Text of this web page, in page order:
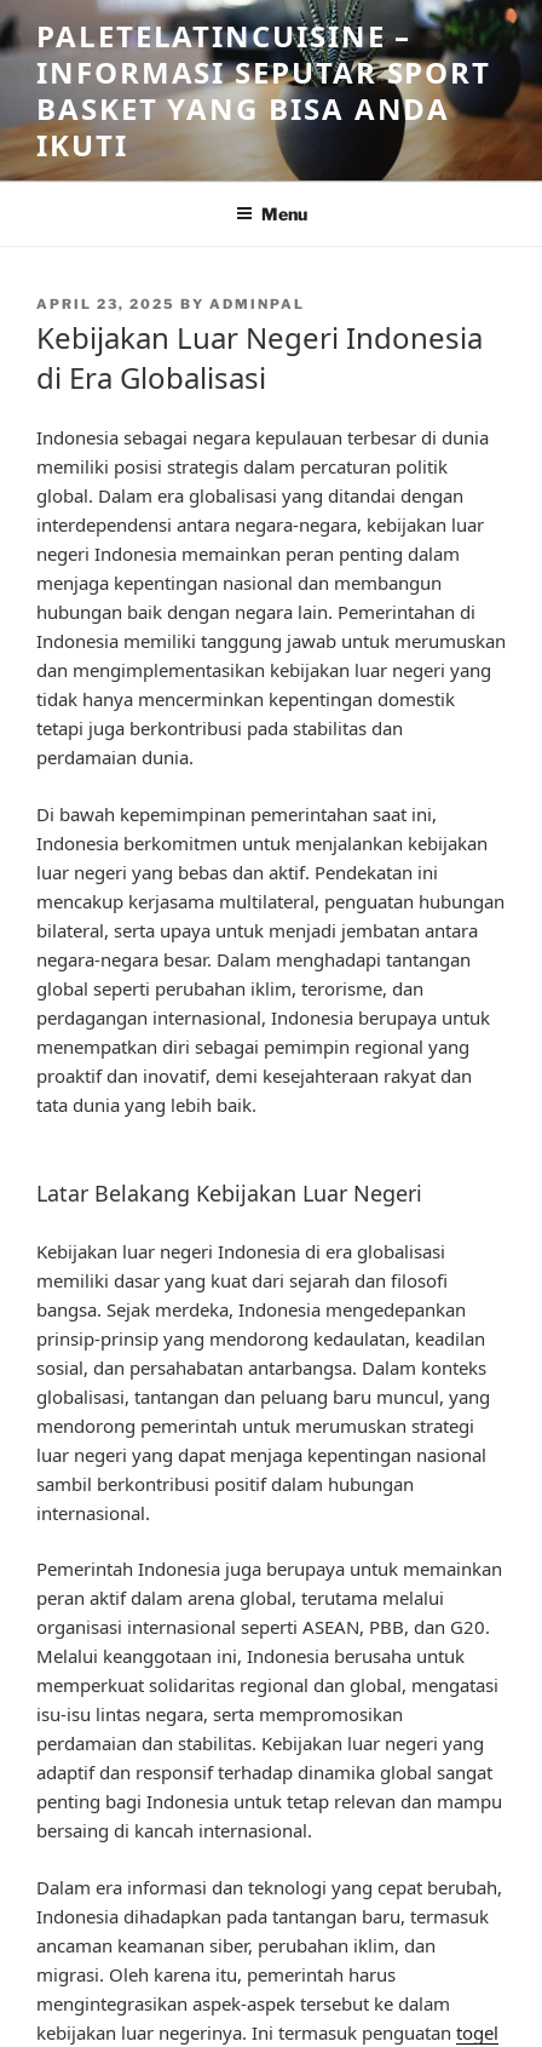
Skip
to
content
PALETELATINCUISINE –
INFORMASI SEPUTAR SPORT
BASKET YANG BISA ANDA
IKUTI
Menu
POSTED
APRIL 23, 2025 BY ADMINPAL
Kebijakan Luar Negeri Indonesia
di Era Globalisasi
Indonesia sebagai negara kepulauan terbesar di dunia
memiliki posisi strategis dalam percaturan politik
global. Dalam era globalisasi yang ditandai dengan
interdependensi antara negara-negara, kebijakan luar
negeri Indonesia memainkan peran penting dalam
menjaga kepentingan nasional dan membangun
hubungan baik dengan negara lain. Pemerintahan di
Indonesia memiliki tanggung jawab untuk merumuskan
dan mengimplementasikan kebijakan luar negeri yang
tidak hanya mencerminkan kepentingan domestik
tetapi juga berkontribusi pada stabilitas dan
perdamaian dunia.
Di bawah kepemimpinan pemerintahan saat ini,
Indonesia berkomitmen untuk menjalankan kebijakan
luar negeri yang bebas dan aktif. Pendekatan ini
mencakup kerjasama multilateral, penguatan hubungan
bilateral, serta upaya untuk menjadi jembatan antara
negara-negara besar. Dalam menghadapi tantangan
global seperti perubahan iklim, terorisme, dan
perdagangan internasional, Indonesia berupaya untuk
menempatkan diri sebagai pemimpin regional yang
proaktif dan inovatif, demi kesejahteraan rakyat dan
tata dunia yang lebih baik.
Latar Belakang Kebijakan Luar Negeri
Kebijakan luar negeri Indonesia di era globalisasi
memiliki dasar yang kuat dari sejarah dan filosofi
bangsa. Sejak merdeka, Indonesia mengedepankan
prinsip-prinsip yang mendorong kedaulatan, keadilan
sosial, dan persahabatan antarbangsa. Dalam konteks
globalisasi, tantangan dan peluang baru muncul, yang
mendorong pemerintah untuk merumuskan strategi
luar negeri yang dapat menjaga kepentingan nasional
sambil berkontribusi positif dalam hubungan
internasional.
Pemerintah Indonesia juga berupaya untuk memainkan
peran aktif dalam arena global, terutama melalui
organisasi internasional seperti ASEAN, PBB, dan G20.
Melalui keanggotaan ini, Indonesia berusaha untuk
memperkuat solidaritas regional dan global, mengatasi
isu-isu lintas negara, serta mempromosikan
perdamaian dan stabilitas. Kebijakan luar negeri yang
adaptif dan responsif terhadap dinamika global sangat
penting bagi Indonesia untuk tetap relevan dan mampu
bersaing di kancah internasional.
Dalam era informasi dan teknologi yang cepat berubah,
Indonesia dihadapkan pada tantangan baru, termasuk
ancaman keamanan siber, perubahan iklim, dan
migrasi. Oleh karena itu, pemerintah harus
mengintegrasikan aspek-aspek tersebut ke dalam
kebijakan luar negerinya. Ini termasuk penguatan togel